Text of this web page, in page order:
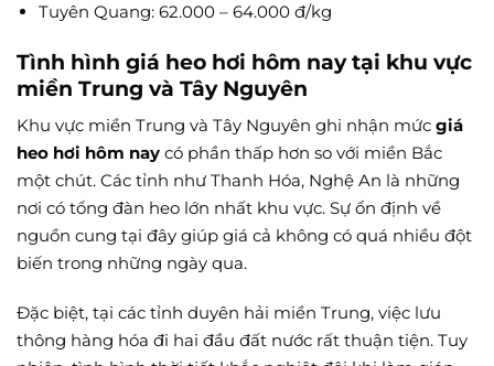
Tuyên Quang: 62.000 – 64.000 đ/kg
Tình hình giá heo hơi hôm nay tại khu vực
miền Trung và Tây Nguyên
Khu vực miền Trung và Tây Nguyên ghi nhận mức giá
heo hơi hôm nay có phần thấp hơn so với miền Bắc
một chút. Các tỉnh như Thanh Hóa, Nghệ An là những
nơi có tổng đàn heo lớn nhất khu vực. Sự ổn định về
nguồn cung tại đây giúp giá cả không có quá nhiều đột
biến trong những ngày qua.
Đặc biệt, tại các tỉnh duyên hải miền Trung, việc lưu
thông hàng hóa đi hai đầu đất nước rất thuận tiện. Tuy